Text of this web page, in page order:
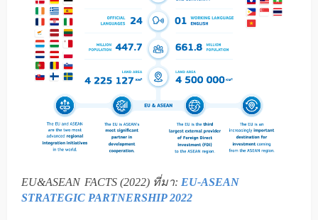
EU&ASEAN FACTS (2022) ที่มา: EU-ASEAN
STRATEGIC PARTNERSHIP 2022